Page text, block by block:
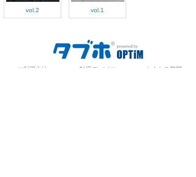
vol.2 vol.1
ご利用方法 対応デバイス
よくある質問